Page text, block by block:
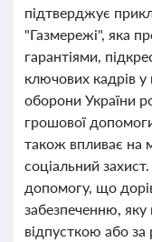
підтверджує
"Газмережі", яка
гарантіями,
ключових кадрів у
оборони України
грошової
також впливає на
соціальний
допомогу, що
забезпеченню,
відпусткою або